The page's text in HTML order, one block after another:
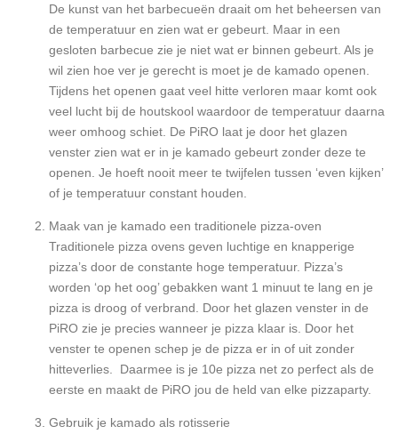
De kunst van het barbecueën draait om het beheersen van
de temperatuur en zien wat er gebeurt. Maar in een
gesloten barbecue zie je niet wat er binnen gebeurt. Als je
wil zien hoe ver je gerecht is moet je de kamado openen.
Tijdens het openen gaat veel hitte verloren maar komt ook
veel lucht bij de houtskool waardoor de temperatuur daarna
weer omhoog schiet. De PiRO laat je door het glazen
venster zien wat er in je kamado gebeurt zonder deze te
openen. Je hoeft nooit meer te twijfelen tussen ‘even kijken’
of je temperatuur constant houden.
Maak van je kamado een traditionele pizza-oven
Traditionele pizza ovens geven luchtige en knapperige
pizza’s door de constante hoge temperatuur. Pizza’s
worden ‘op het oog’ gebakken want 1 minuut te lang en je
pizza is droog of verbrand. Door het glazen venster in de
PiRO zie je precies wanneer je pizza klaar is. Door het
venster te openen schep je de pizza er in of uit zonder
hitteverlies. Daarmee is je 10e pizza net zo perfect als de
eerste en maakt de PiRO jou de held van elke pizzaparty.
Gebruik je kamado als rotisserie